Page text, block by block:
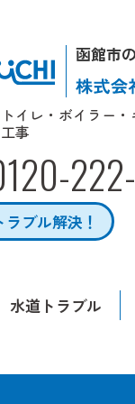
函館市
トイレ・ボイラー
工事
ブル解決！
水道トラブル